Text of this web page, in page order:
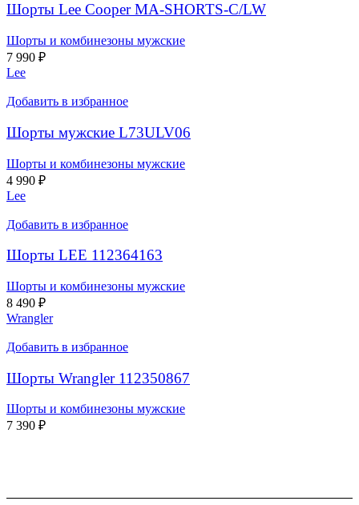
Шорты Lee Cooper MA-SHORTS-C/LW
Шорты и комбинезоны мужские
7 990 ₽
Lee
Добавить в избранное
Шорты мужские L73ULV06
Шорты и комбинезоны мужские
4 990 ₽
Lee
Добавить в избранное
Шорты LEE 112364163
Шорты и комбинезоны мужские
8 490 ₽
Wrangler
Добавить в избранное
Шорты Wrangler 112350867
Шорты и комбинезоны мужские
7 390 ₽